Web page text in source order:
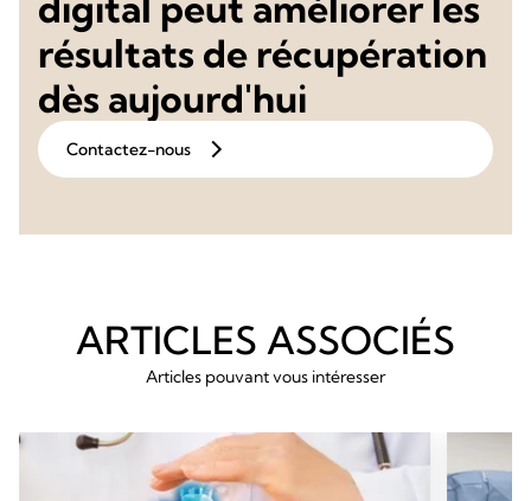
résultats de récupération
dès aujourd'hui
Contactez-nous
ARTICLES ASSOCIÉS
Articles pouvant vous intéresser